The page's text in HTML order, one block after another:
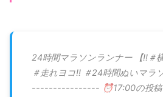
24時間マラソンランナー 【‼️＃
＃走れヨコ!! ＃24時間ぬいマ
---------------- ⏰17:00の投稿